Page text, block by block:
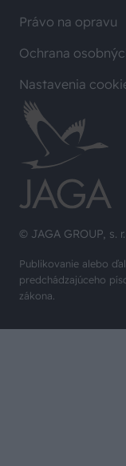
© JAGA GROUP, s.
Publikovanie alebo
predchádzajúceho
zákona.
Právo na opravu
Ochrana
Nastavenia